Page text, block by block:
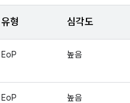
유형 심각도
EoP 높음
EoP 높음